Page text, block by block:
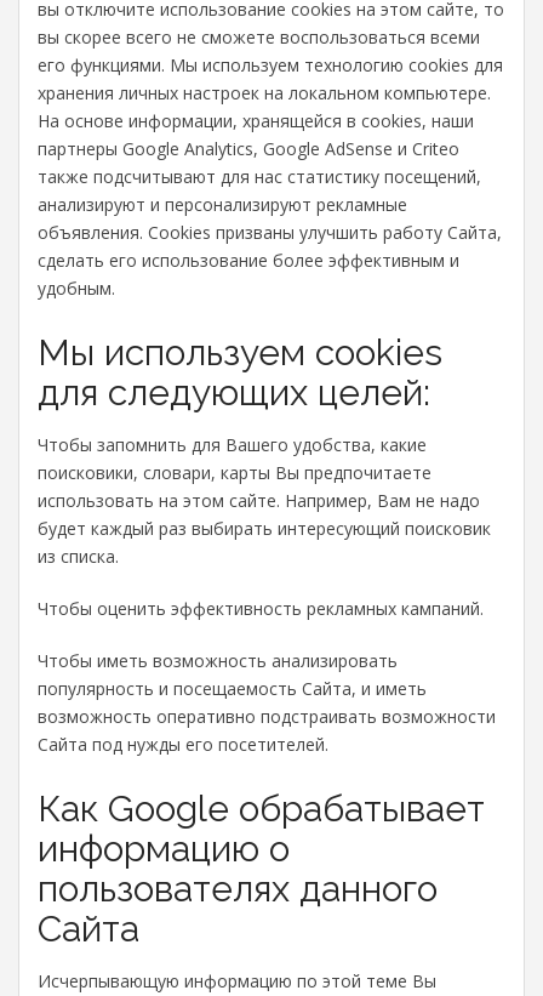
вы отключите использование cookies на этом сайте, то
вы скорее всего не сможете воспользоваться всеми
его функциями. Мы используем технологию cookies для
хранения личных настроек на локальном компьютере.
На основе информации, хранящейся в cookies, наши
партнеры Google Analytics, Google AdSense и Criteo
также подсчитывают для нас статистику посещений,
анализируют и персонализируют рекламные
объявления. Cookies призваны улучшить работу Сайта,
сделать его использование более эффективным и
удобным.
Мы используем cookies
для следующих целей:
Чтобы запомнить для Вашего удобства, какие
поисковики, словари, карты Вы предпочитаете
использовать на этом сайте. Например, Вам не надо
будет каждый раз выбирать интересующий поисковик
из списка.
Чтобы оценить эффективность рекламных кампаний.
Чтобы иметь возможность анализировать
популярность и посещаемость Сайта, и иметь
возможность оперативно подстраивать возможности
Сайта под нужды его посетителей.
Как Google обрабатывает
информацию о
пользователях данного
Сайта
Исчерпывающую информацию по этой теме Вы